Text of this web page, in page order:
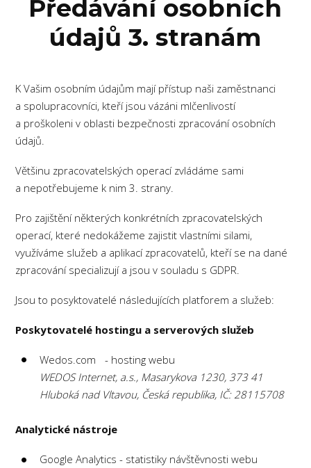
Předávání osobních
údajů 3. stranám
K Vašim osobním údajům mají přístup naši zaměstnanci
a spolupracovníci, kteří jsou vázáni mlčenlivostí
a proškoleni v oblasti bezpečnosti zpracování osobních
údajů.
Většinu zpracovatelských operací zvládáme sami
a nepotřebujeme k nim 3. strany.
Pro zajištění některých konkrétních zpracovatelských
operací, které nedokážeme zajistit vlastními silami,
využíváme služeb a aplikací zpracovatelů, kteří se na dané
zpracování specializují a jsou v souladu s GDPR.
Jsou to posyktovatelé následujících platforem a služeb:
Poskytovatelé hostingu a serverových služeb
Wedos.com - hosting webu
WEDOS Internet, a.s., Masarykova 1230, 373 41
Hluboká nad Vltavou, Česká republika, IČ: 28115708
Analytické nástroje
Google Analytics - statistiky návštěvnosti webu